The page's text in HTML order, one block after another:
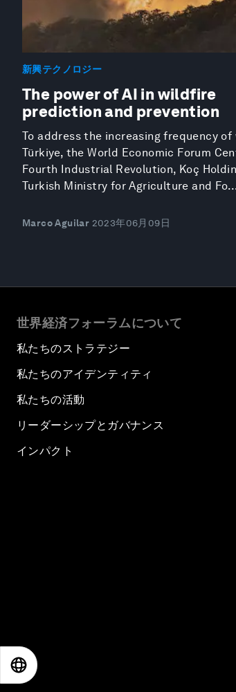
新興テクノロジー
The power of AI in wildfire
prediction and prevention
To address the increasing frequency
Türkiye, the World Economic Forum
Fourth Industrial Revolution, Koç
Turkish Ministry for Agriculture and
Marco Aguilar 2023年06月09日
世界経済フォーラムについて
私たちのストラテジー
私たちのアイデンティティ
私たちの活動
リーダーシップとガバナンス
インパクト